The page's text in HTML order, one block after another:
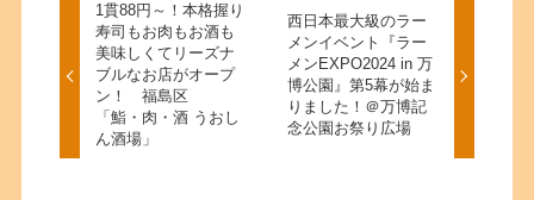
1貫88円～！本格握り
寿司もお肉もお酒も
美味しくてリーズナ
ブルなお店がオープ
ン！ 福島区
「鮨・肉・酒 うおし
ん酒場」
西日本最大級のラー
メンイベント『ラー
メンEXPO2024 in 万
博公園』第5幕が始ま
りました！＠万博記
念公園お祭り広場